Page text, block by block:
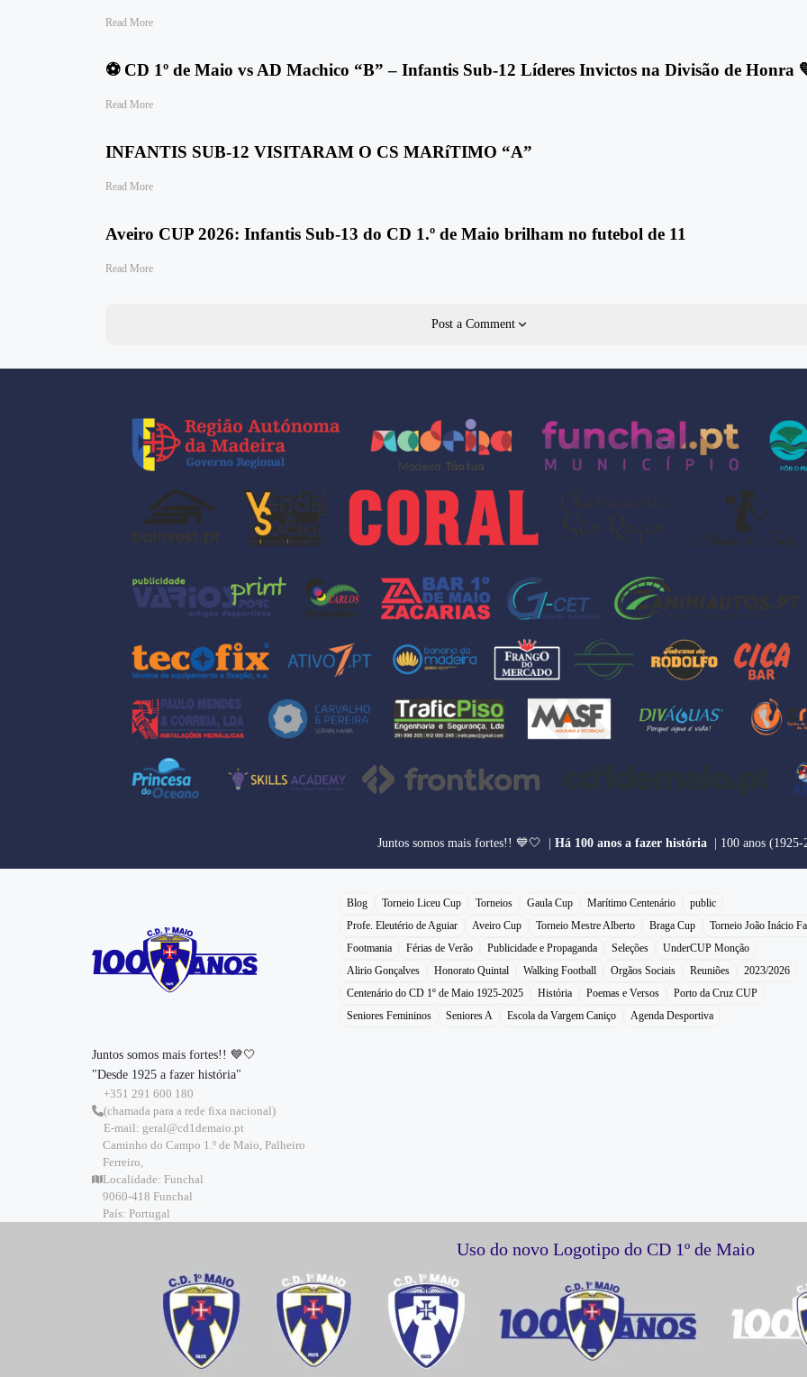
Read More
⚽ CD 1º de Maio vs AD Machico “B” – Infantis Sub-12 Líderes Invictos na Divisão de Honra
Read More
INFANTIS SUB-12 VISITARAM O CS MARíTIMO “A”
Read More
Aveiro CUP 2026: Infantis Sub‑13 do CD 1.º de Maio brilham no futebol de 11
Read More
Post a Comment
Juntos somos mais fortes!! 💙🤍 | Há 100 anos a fazer história | 100 anos (1925-
Juntos somos mais fortes!! 💙🤍
"Desde 1925 a fazer história"
+351 291 600 180
(chamada para a rede fixa nacional)
E-mail: geral@cd1demaio.pt
Caminho do Campo 1.º de Maio, Palheiro
Ferreiro,
Localidade: Funchal
9060-418 Funchal
País: Portugal
Blog Torneio Liceu Cup Torneios Gaula Cup Marítimo Centenário
public
Profe. Eleutério de Aguiar
Aveiro Cup Torneio Mestre Alberto Braga Cup
Torneio João Inácio
Footmania
Férias de Verão Publicidade e Propaganda Seleções
UnderCUP Monção
Alirio Gonçalves
Honorato Quintal Walking Football Orgãos Sociais Reuniões
2023/2026
Centenário do CD 1º de Maio 1925-2025
História Poemas e Versos
Porto da Cruz CUP
Seniores Femininos
Seniores A Escola da Vargem Caniço Agenda Desportiva
Uso do novo Logotipo do CD 1º de Maio